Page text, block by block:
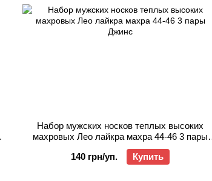
Набор мужских носков теплых высоких
махровых Лео лайкра махра 44-46 3 пары
Джинс
140 грн/уп.
Купить